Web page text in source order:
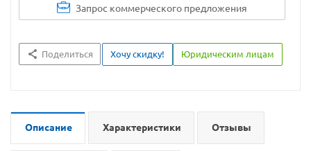
Запрос коммерческого предложения
Поделиться Хочу скидку! Юридическим лицам
Описание Характеристики Отзывы